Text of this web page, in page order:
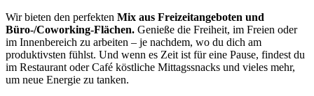
Wir bieten den perfekten Mix aus Freizeitangeboten und
Büro-/Coworking-Flächen. Genieße die Freiheit, im Freien oder
im Innenbereich zu arbeiten – je nachdem, wo du dich am
produktivsten fühlst. Und wenn es Zeit ist für eine Pause, findest du
im Restaurant oder Café köstliche Mittagssnacks und vieles mehr,
um neue Energie zu tanken.